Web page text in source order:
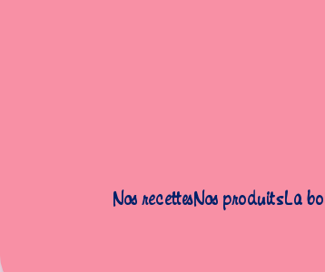
Nos recettesNos produitsLa